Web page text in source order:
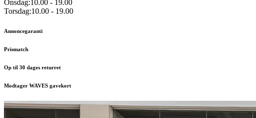
Onsdag:10.00 - 19.00
Torsdag:10.00 - 19.00
Annoncegaranti
Prismatch
Op til 30 dages returret
Modtager WAVES gavekort